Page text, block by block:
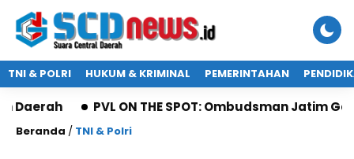
TNI & POLRI HUKUM & KRIMINAL PEMERINTAHAN
PVL ON THE SPOT: Ombudsman Jatim Gaet
Beranda / TNI & Polri